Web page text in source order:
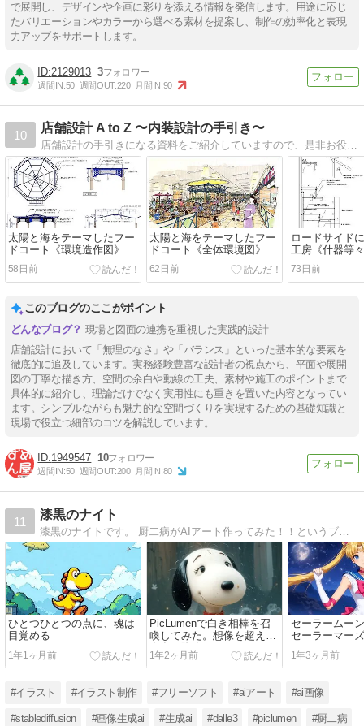
で展開し、デザインや企画に彩りを添える情報を発信します。用途に応じ
たバリエーションやカラーから選べる素材を提案し、制作の効率化と表現
力アップをサポートします。
2129013 3
週間IN:50 週間OUT:220 月間IN:90
10
店舗設計 A to Z 〜内装設計の手引き〜
太陽と海をテーマしたフー
ドコート《環境造作図》
58日前
太陽と海をテーマしたフー
ドコート《全体環境図》
62日前
ロードサイド
工房《什器等
73日前
このブログのここがポイント
現場と図面の連携を重視した実践的設計
店舗設計において「無理のなさ」や「バランス」といった基本的な要素を
徹底的に追及しています。実務経験豊富な設計者の視点から、平面や展開
図の丁寧な描き方、空間の余白や動線の工夫、素材や施工のポイントまで
具体的に紹介し、理論だけでなく実用性にも重きを置いた内容となってい
ます。シンプルながらも魅力的な空間づくりを実現するための基礎知識と
現場で役立つ細部のコツを解説しています。
1949547 10
週間IN:50 週間OUT:200 月間IN:80
11
漆黒のナイト
漆黒のナイトです。 厨二病がAIアート作ってみた！！というブログです。楽しんでいきたまえ！！
ひとつひとつの点に、魂は
目覚める
1年1ヶ月前
PicLumenで白き相棒を召
喚してみた。想像を超えた
存在、降臨！
1年2ヶ月前
セーラームー
セーラーマー
てみた
1年3ヶ月前
#イラスト #イラスト制作 #フリーソフト #aiアート #ai画像
#stablediffusion #画像生成ai #生成ai #dalle3 #piclumen #厨二病